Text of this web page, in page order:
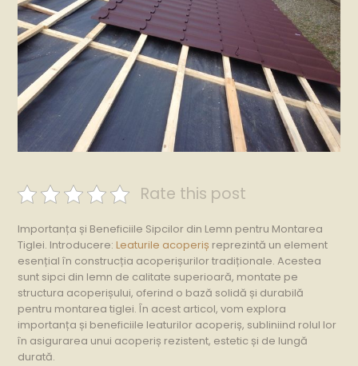
Rate this post
Importanța și Beneficiile Sipcilor din Lemn pentru Montarea
Tiglei. Introducere: Leaturile acoperiș reprezintă un element
esențial în construcția acoperișurilor tradiționale. Acestea
sunt sipci din lemn de calitate superioară, montate pe
structura acoperișului, oferind o bază solidă și durabilă
pentru montarea tiglei. În acest articol, vom explora
importanța și beneficiile leaturilor acoperiș, subliniind rolul lor
în asigurarea unui acoperiș rezistent, estetic și de lungă
durată.